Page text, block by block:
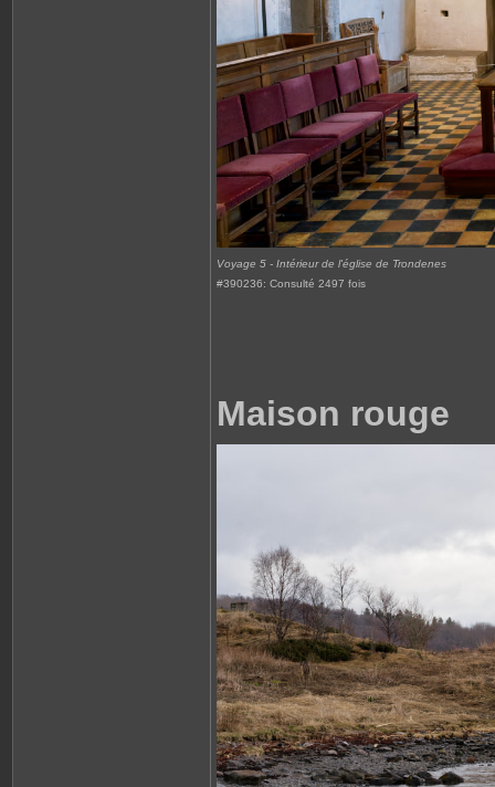
Voyage 5 - Intérieur de l'église de Trondenes
#390236: Consulté 2497 fois
Maison rouge